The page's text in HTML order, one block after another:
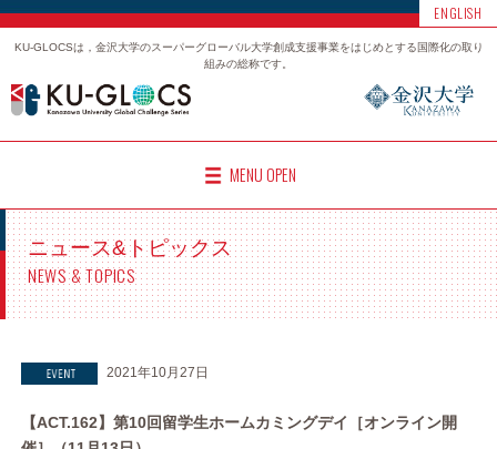
ENGLISH
KU-GLOCSは，金沢大学のスーパーグローバル大学創成支援事業をはじめとする国際化の取り
組みの総称です。
MENU OPEN
ニュース&トピックス
NEWS & TOPICS
2021年10月27日
【ACT.162】第10回留学生ホームカミングデイ［オンライン開